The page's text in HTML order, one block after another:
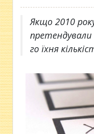
Якщо 2010
го їхня